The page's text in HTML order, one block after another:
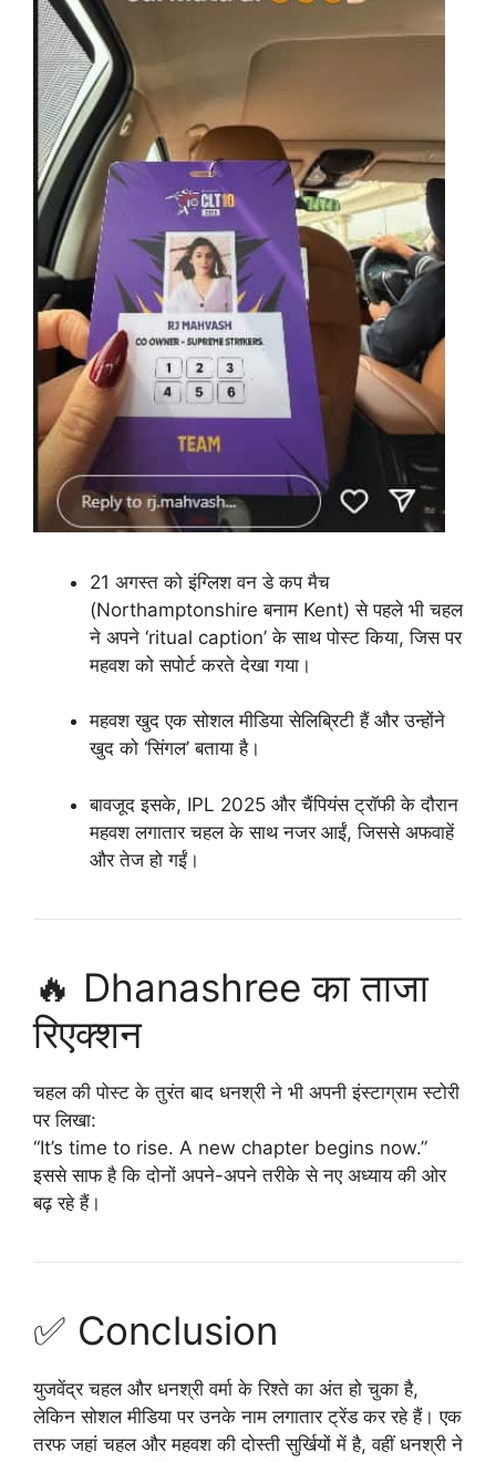
21 अगस्त को इंग्लिश वन डे कप मैच
(Northamptonshire बनाम Kent) से पहले भी चहल
ने अपने ‘ritual caption’ के साथ पोस्ट किया, जिस पर
महवश को सपोर्ट करते देखा गया।
महवश खुद एक सोशल मीडिया सेलिब्रिटी हैं और उन्होंने
खुद को ‘सिंगल’ बताया है।
बावजूद इसके, IPL 2025 और चैंपियंस ट्रॉफी के दौरान
महवश लगातार चहल के साथ नजर आईं, जिससे अफवाहें
और तेज हो गईं।
🔥 Dhanashree का ताजा
रिएक्शन
चहल की पोस्ट के तुरंत बाद धनश्री ने भी अपनी इंस्टाग्राम स्टोरी
पर लिखा:
“It’s time to rise. A new chapter begins now.”
इससे साफ है कि दोनों अपने-अपने तरीके से नए अध्याय की ओर
बढ़ रहे हैं।
✅ Conclusion
युजवेंद्र चहल और धनश्री वर्मा के रिश्ते का अंत हो चुका है,
लेकिन सोशल मीडिया पर उनके नाम लगातार ट्रेंड कर रहे हैं। एक
तरफ जहां चहल और महवश की दोस्ती सुर्खियों में है, वहीं धनश्री ने